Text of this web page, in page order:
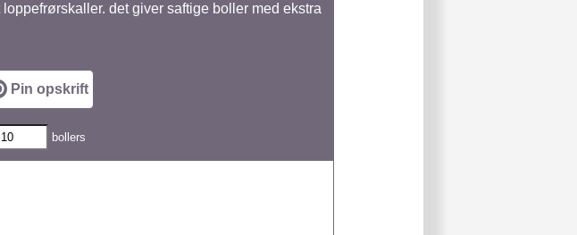
det giver saftige boller med ekstra
Pin opskrift
bollers